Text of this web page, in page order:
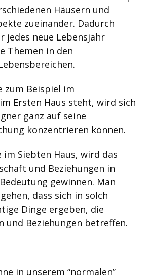
Häusern und
zueinander. Dadurch
jedes neue Lebensjahr
Themen in den
zum Beispiel im
Ersten Haus steht, wird sich
ganz auf seine
konzentrieren können.
im Siebten Haus, wird das
und Beziehungen in
gewinnen. Man
dass sich in solch
Dinge ergeben, die
und Beziehungen betreffen.
in unserem “normalen”